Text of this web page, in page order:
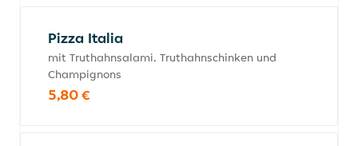
Pizza Italia
mit Truthahnsalami, Truthahnschinken und
Champignons
5,80 €